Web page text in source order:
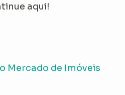
aqui!
Mercado de Imóveis